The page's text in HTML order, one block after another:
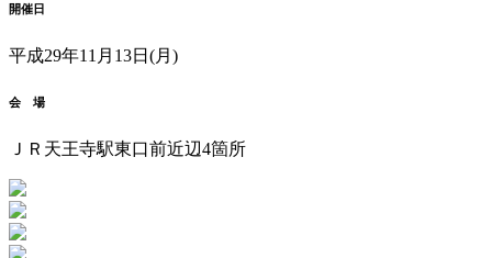
開催日
平成29年11月13日(月)
会 場
ＪＲ天王寺駅東口前近辺4箇所